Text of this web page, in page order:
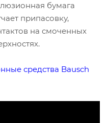
бумага
припасовку,
на смоченных
средства Bausch